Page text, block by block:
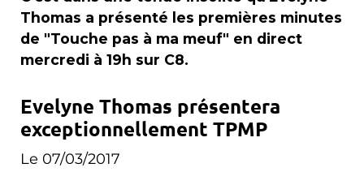
Thomas a présenté les premières minutes
de "Touche pas à ma meuf" en direct
mercredi à 19h sur C8.
Evelyne Thomas présentera
exceptionnellement TPMP
Le 07/03/2017